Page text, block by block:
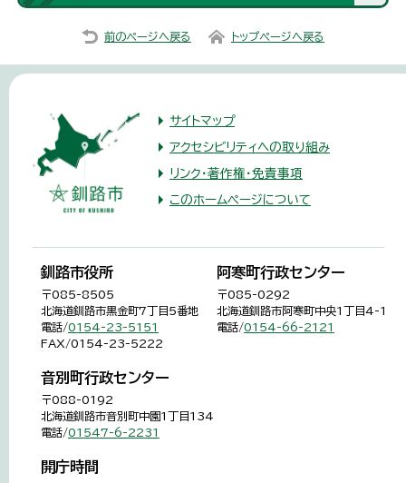
前のページへ戻る トップページへ戻る
サイトマップ
アクセシビリティへの取り組み
リンク・著作権・免責事項
このホームページについて
釧路市役所
〒085-8505
北海道釧路市黒金町7丁目5番地
電話/0154-23-5151
FAX/0154-23-5222
阿寒町行政センター
〒085-0292
北海道釧路市阿寒町中央1丁目4-1
電話/0154-66-2121
音別町行政センター
〒088-0192
北海道釧路市音別町中園1丁目134
電話/01547-6-2231
開庁時間